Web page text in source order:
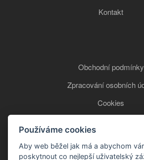
Kontakt
Obchodní podmínky
Zpracování osobních
Cookies
+420 777
Používáme cookies
Aby web běžel jak má a abychom
poskytnout co nejlepší uživatelský